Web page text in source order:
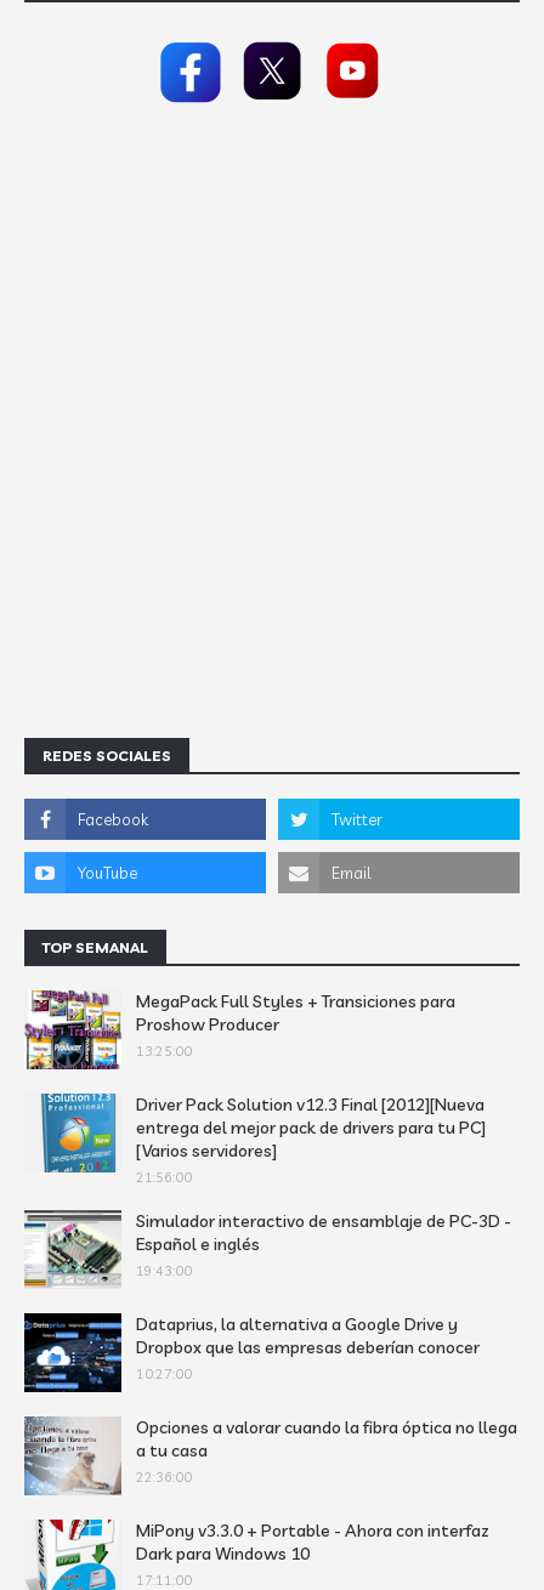
REDES SOCIALES
TOP SEMANAL
MegaPack Full Styles + Transiciones para
Proshow Producer
13:25:00
Driver Pack Solution v12.3 Final [2012][Nueva
entrega del mejor pack de drivers para tu PC]
[Varios servidores]
21:56:00
Simulador interactivo de ensamblaje de PC-3D -
Español e inglés
19:43:00
Dataprius, la alternativa a Google Drive y
Dropbox que las empresas deberían conocer
10:27:00
Opciones a valorar cuando la fibra óptica no llega
a tu casa
22:36:00
MiPony v3.3.0 + Portable - Ahora con interfaz
Dark para Windows 10
17:11:00